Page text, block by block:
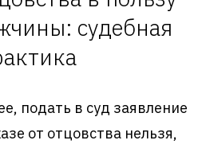
судебная
подать в суд заявление
от отцовства нельзя,